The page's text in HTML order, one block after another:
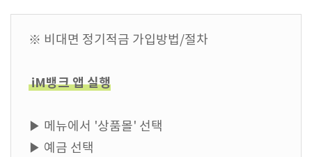
※ 비대면 정기적금 가입방법/절차
iM뱅크 앱 실행
▶ 메뉴에서 '상품몰' 선택
▶ 예금 선택